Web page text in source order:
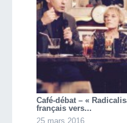
Café-débat – «
français vers...
25 mars 2016